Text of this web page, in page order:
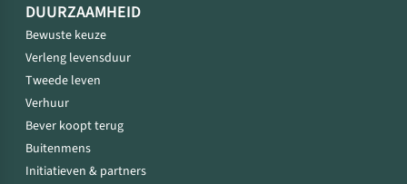
DUURZAAMHEID
Bewuste keuze
Verleng levensduur
Tweede leven
Verhuur
Bever koopt terug
Buitenmens
Initiatieven & partners